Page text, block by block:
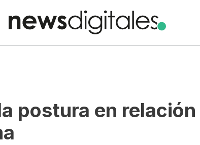
postura en relación